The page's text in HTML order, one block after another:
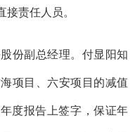
接责任人员。
份副总经理。 付显阳知
项目、六安项目的减值
度报告上签字 ，保证年